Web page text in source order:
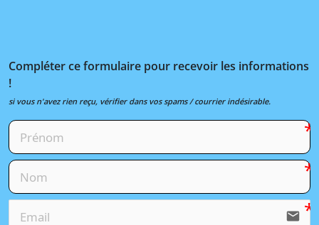
Compléter ce formulaire pour recevoir les informations
!
si vous n'avez rien reçu, vérifier dans vos spams / courrier indésirable.
email